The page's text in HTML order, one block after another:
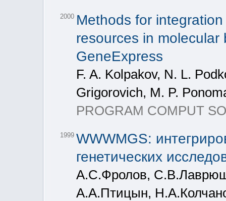
2000 Methods for
resources in
GeneExpress
F. A. Kolpakov, N. L.
Grigorovich, M. P.
PROGRAM COMPUT
1999 WWWMGS:
генетических
А.С.Фролов,
А.А.Птицын,